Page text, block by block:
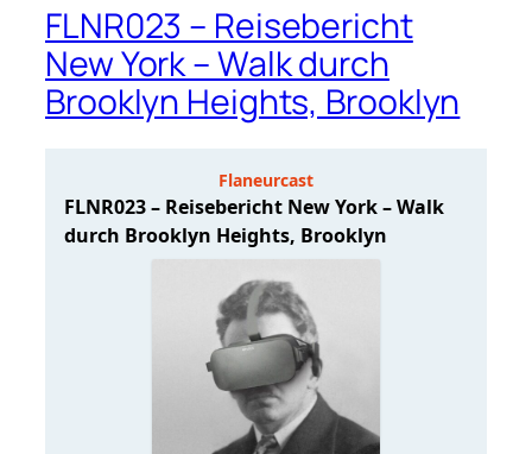
FLNR023 – Reisebericht
New York – Walk durch
Brooklyn Heights, Brooklyn